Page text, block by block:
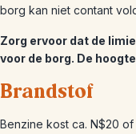
borg kan niet contant
Zorg ervoor dat de
voor de borg. De
Brandstof
Benzine kost ca. N$20 of